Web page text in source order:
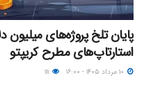
استارتاپ‌های مطرح کریپتو